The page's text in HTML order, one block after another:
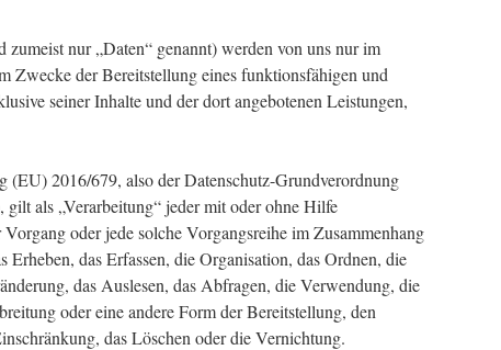
zumeist nur „Daten“ genannt) werden von uns nur im
Zwecke der Bereitstellung eines funktionsfähigen und
seiner Inhalte und der dort angebotenen Leistungen,
2016/679, also der Datenschutz-Grundverordnung
als „Verarbeitung“ jeder mit oder ohne Hilfe
oder jede solche Vorgangsreihe im Zusammenhang
Erheben, das Erfassen, die Organisation, das Ordnen, die
das Auslesen, das Abfragen, die Verwendung, die
oder eine andere Form der Bereitstellung, den
das Löschen oder die Vernichtung.